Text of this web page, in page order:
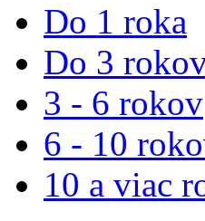
Do 1 roka
Do 3
3 - 6 rokov
6 - 10
10 a viac